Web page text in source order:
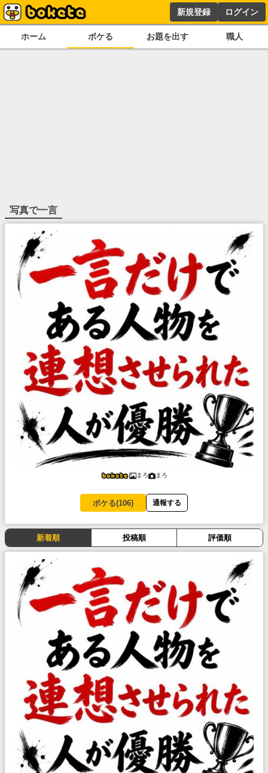
新規登録 ログイン
ホーム ボケる お題を出す 職人
写真で一言
まろ まろ
ボケる(106) 通報する
新着順 投稿順 評価順